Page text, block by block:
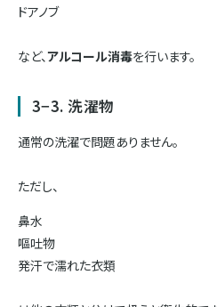
ドアノブ
など、アルコール消毒を行います。
3−3. 洗濯物
通常の洗濯で問題ありません。
ただし、
鼻水
嘔吐物
発汗で濡れた衣類